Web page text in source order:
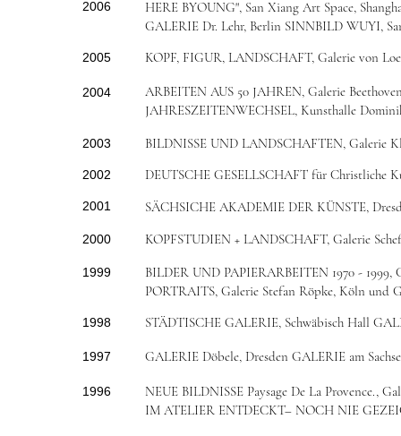
2006
2005
2004
HERE BYOUNG", San Xiang Art Space,
GALERIE Dr. Lehr, Berlin SINNBILD WUYI,
KOPF, FIGUR, LANDSCHAFT, Galerie von
ARBEITEN AUS 50 JAHREN, Galerie
JAHRESZEITENWECHSEL, Kunsthalle
2003
2002
2001
2000
1999
1998
1997
1996
BILDNISSE UND LANDSCHAFTEN, Galerie
DEUTSCHE GESELLSCHAFT für Christliche
SÄCHSICHE AKADEMIE DER KÜNSTE,
KOPFSTUDIEN + LANDSCHAFT, Galerie
BILDER UND PAPIERARBEITEN 1970 - 1999,
PORTRAITS, Galerie Stefan Röpke, Köln und
STÄDTISCHE GALERIE, Schwäbisch Hall
GALERIE Döbele, Dresden GALERIE am
NEUE BILDNISSE Paysage De La Provence.,
IM ATELIER ENTDECKT– NOCH NIE